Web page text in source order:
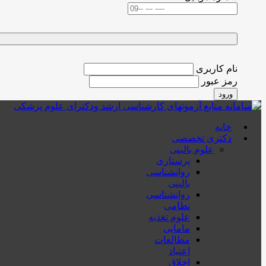
نام کاربری
رمز عبور
ورود
خانه
دکتری تخصصی
علوم بالینی
پرستاری
روانشناسی
بالینی
روانشناسی
نظامی
علوم تغذیه
مامایی
مطالعات
اعتیاد
اخلاق